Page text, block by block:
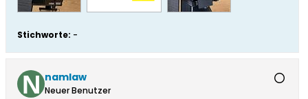
Stichworte: -
namlaw
Neuer Benutzer